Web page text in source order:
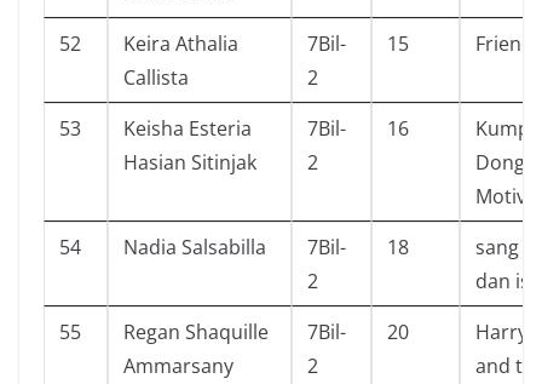
52
Keira Athalia
Callista
7Bil-
2
15 Friend
53
Keisha Esteria
Hasian Sitinjak
7Bil-
2
16
54
Nadia Salsabilla
7Bil-
2
18
sang
dan
55
Regan Shaquille
Ammarsany
7Bil-
2
20
Harry
and